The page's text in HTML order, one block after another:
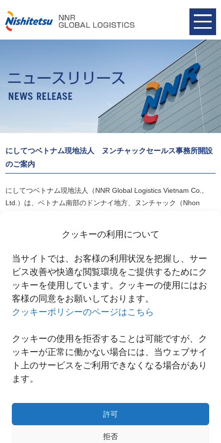
クッキーの利用について
当サイトでは、お客様の利用状況を把握し、サー
ビス改善や快適な閲覧環境をご提供するためにク
ッキーを使用しています。クッキーの使用にはお
客様の同意をお願いしております。
クッキーポリシーのページはこちら
クッキーの使用を拒否することは可能ですが、ク
ッキーが正常に働かない場合には、当ウェブサイ
ト上のサービスをご利用できなくなる場合があり
ます。
許可
拒否
にしてつベトナム現地法人 ヌンチャックセールス事務所開設
のご案内
にしてつベトナム現地法人（NNR Global Logistics Vietnam Co.,
Ltd.）は、ベトナム南部のドンナイ地方、ヌンチャック（Nhon
一覧へ